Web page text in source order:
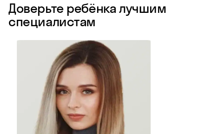
Доверьте ребёнка лучшим
специалистам